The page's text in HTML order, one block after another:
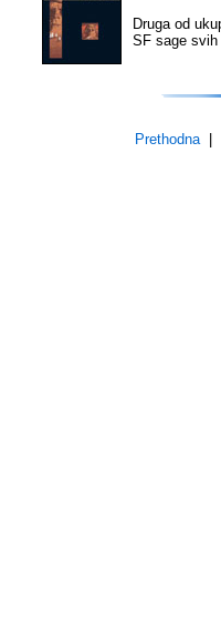
Druga od
SF sage svih
Prethodna|